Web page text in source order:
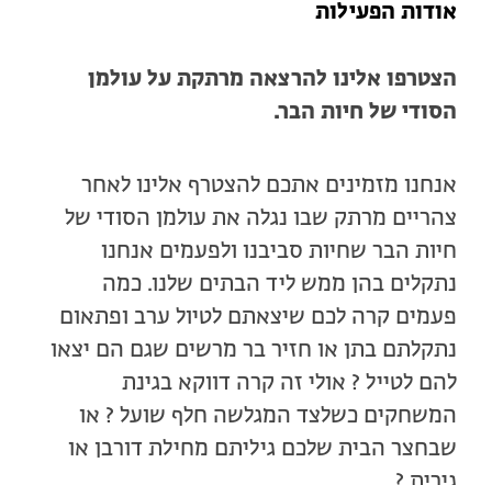
אודות הפעילות
הצטרפו אלינו להרצאה מרתקת על עולמן
הסודי של חיות הבר.
אנחנו מזמינים אתכם להצטרף אלינו לאחר
צהריים מרתק שבו נגלה את עולמן הסודי של
חיות הבר שחיות סביבנו ולפעמים אנחנו
נתקלים בהן ממש ליד הבתים שלנו. כמה
פעמים קרה לכם שיצאתם לטיול ערב ופתאום
נתקלתם בתן או חזיר בר מרשים שגם הם יצאו
להם לטייל ? אולי זה קרה דווקא בגינת
המשחקים כשלצד המגלשה חלף שועל ? או
שבחצר הבית שלכם גיליתם מחילת דורבן או